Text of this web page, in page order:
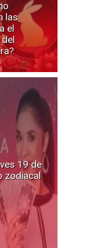
las
el
19 de
zodiacal